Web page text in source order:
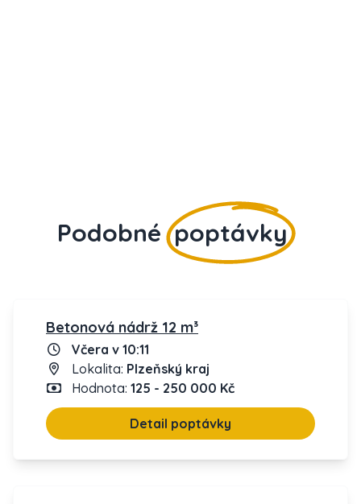
Podobné poptávky
Betonová nádrž 12 m³
Včera v 10:11
Lokalita: Plzeňský kraj
Hodnota: 125 - 250 000 Kč
Detail poptávky